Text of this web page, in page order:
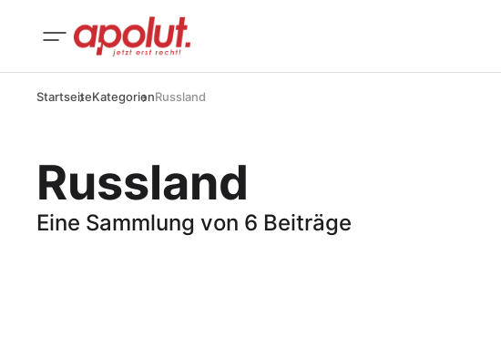
StartseiteKategorienRussland
Russland
Eine Sammlung von 6 Beiträge